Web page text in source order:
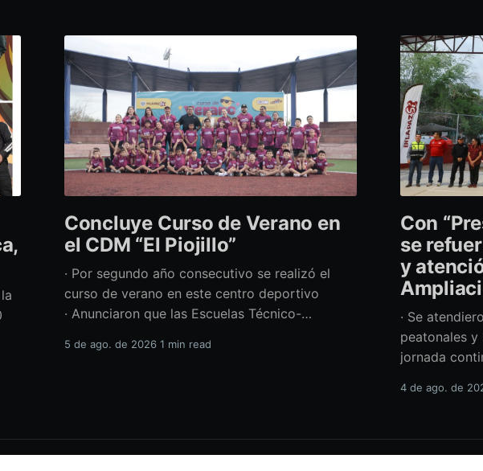
Concluye Curso de Verano en
el CDM “El Piojillo”
· Por segundo año consecutivo se realizó el
curso de verano en este centro deportivo
· Anunciaron que las Escuelas Técnico-
actividades el próximo 24 de agosto Con una
5 de ago. de 2026 1 min read
Con
se
y
· Se
peatonales y
jornada
ante la temporada
además de
4 de ago. de